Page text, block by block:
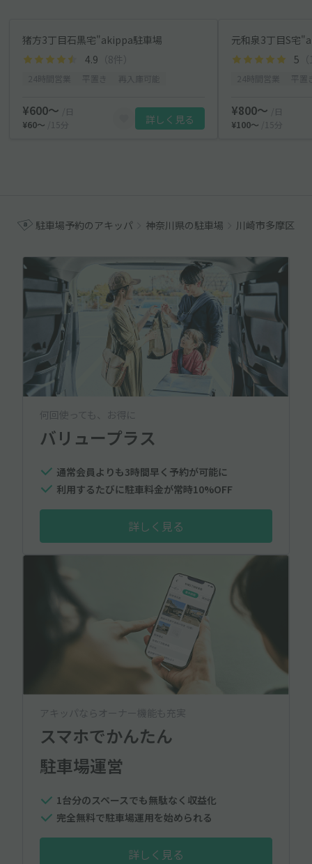
猪方3丁目石黒宅"akippa駐車場
4.9 （8件）
¥600〜
/日
¥60〜
/15分 詳しく見る
元和泉3丁目S宅
5
¥800〜
/日
¥100〜
/15分
駐車場予約のアキッパ 神奈川県の駐車場 川崎市多摩区の
何回使っても、お得に
バリュープラス
通常会員よりも3時間早く予約が可能に
利用するたびに駐車料金が常時10%OFF
詳しく見る
アキッパならオーナー機能も充実
スマホでかんたん
駐車場運営
1台分のスペースでも無駄なく収益化
完全無料で駐車場運用を始められる
詳しく見る